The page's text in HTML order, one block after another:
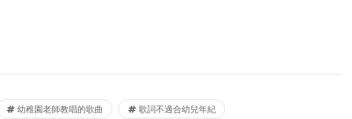
幼稚園老師教唱的歌曲 歌詞不適合幼兒年紀